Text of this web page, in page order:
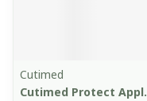
Cutimed
Cutimed Protect Appl.